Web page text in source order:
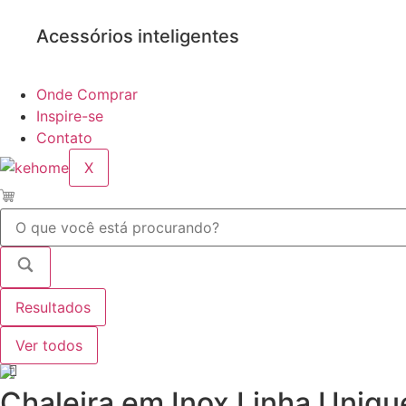
Acessórios inteligentes
Onde Comprar
Inspire-se
Contato
X
Pesquisar
Resultados
Ver todos